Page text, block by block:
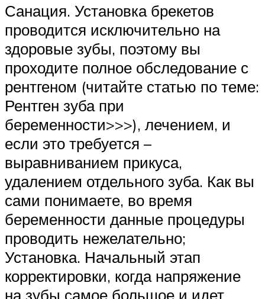
Санация. Установка брекетов
проводится исключительно на
здоровые зубы, поэтому вы
проходите полное обследование с
рентгеном (читайте статью по теме:
Рентген зуба при
беременности>>>), лечением, и
если это требуется –
выравниванием прикуса,
удалением отдельного зуба. Как вы
сами понимаете, во время
беременности данные процедуры
проводить нежелательно;
Установка. Начальный этап
корректировки, когда напряжение
на зубы самое большое и идет